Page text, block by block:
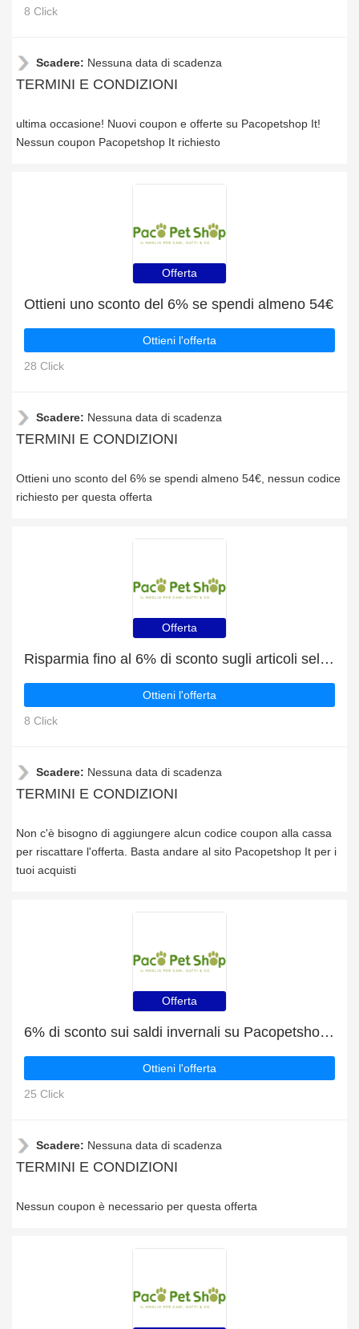
8 Click
Scadere: Nessuna data di scadenza
TERMINI E CONDIZIONI
ultima occasione! Nuovi coupon e offerte su Pacopetshop It!
Nessun coupon Pacopetshop It richiesto
Offerta
Ottieni uno sconto del 6% se spendi almeno 54€
Ottieni l'offerta
28 Click
Scadere: Nessuna data di scadenza
TERMINI E CONDIZIONI
Ottieni uno sconto del 6% se spendi almeno 54€, nessun codice
richiesto per questa offerta
Offerta
Risparmia fino al 6% di sconto sugli articoli selezionati
Ottieni l'offerta
8 Click
Scadere: Nessuna data di scadenza
TERMINI E CONDIZIONI
Non c'è bisogno di aggiungere alcun codice coupon alla cassa
per riscattare l'offerta. Basta andare al sito Pacopetshop It per i
tuoi acquisti
Offerta
6% di sconto sui saldi invernali su Pacopetshop It
Ottieni l'offerta
25 Click
Scadere: Nessuna data di scadenza
TERMINI E CONDIZIONI
Nessun coupon è necessario per questa offerta